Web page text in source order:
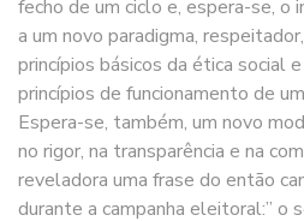
fecho de um ciclo e, espera-se, o
a um novo paradigma,
princípios básicos da ética social
princípios de funcionamento de
Espera-se, também, um novo
no rigor, na transparência e na
reveladora uma frase do então
durante a campanha eleitoral:” o